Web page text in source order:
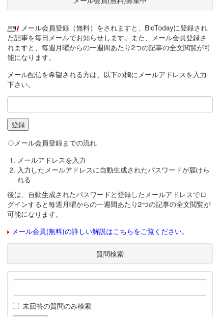
メール会員登録（無料）をされますと、BioTodayに登録され
た記事を毎日メールでお知らせします。また、メール会員登録さ
れますと、毎週月曜からの一週間あたり2つの記事の全文閲覧が可
能になります。
メール配信を希望される方は、以下の欄にメールアドレスを入力
下さい。
◇メール会員登録までの流れ
メールアドレスを入力
入力したメールアドレスに自動生成されたパスワードが届けら
れる
後は、自動生成されたパスワードと登録したメールアドレスでロ
グインすると毎週月曜からの一週間あたり2つの記事の全文閲覧が
可能になります。
メール会員(無料)の詳しい解説はこちらをご覧ください。
質問検索
未回答の質問のみ検索